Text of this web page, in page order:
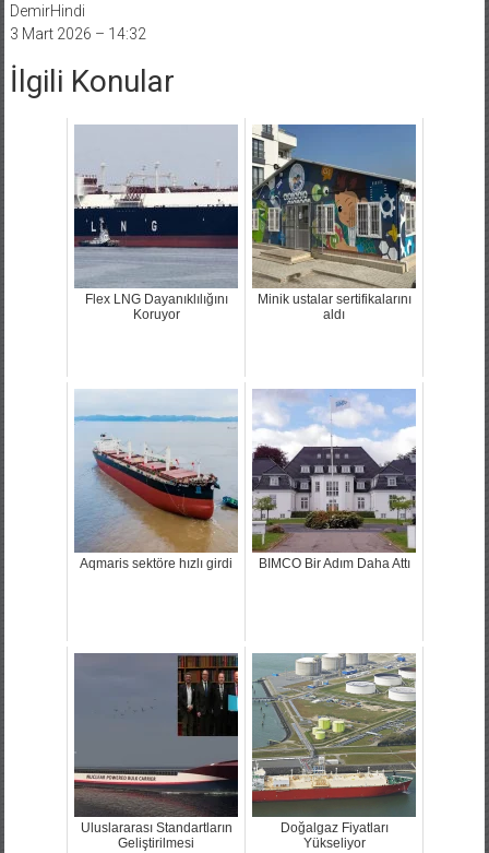
DemirHindi
3 Mart 2026 – 14:32
İlgili Konular
Flex LNG Dayanıklılığını
Koruyor
Minik ustalar sertifikalarını
aldı
Aqmaris sektöre hızlı girdi BIMCO Bir Adım Daha Attı
Uluslararası Standartların
Geliştirilmesi
Doğalgaz Fiyatları
Yükseliyor